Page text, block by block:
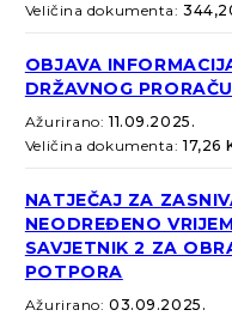
Veličina dokumenta:
OBJAVA
DRŽAVNOG
Ažurirano:11.09.2025.
Veličina dokumenta:17,26
NATJEČAJ ZA
NEODREĐENO
SAVJETNIK 2 ZA
POTPORA
Ažurirano:03.09.2025.